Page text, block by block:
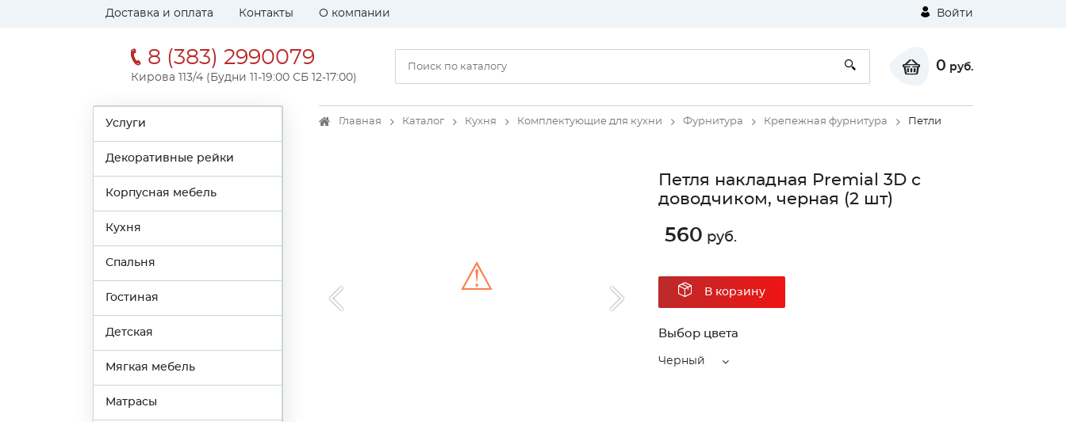
Доставка и оплата Контакты О компании Войти
8 (383) 2990079
Кирова 113/4 (Будни 11-19:00 СБ 12-17:00)
0 руб.
Услуги
Декоративные рейки
Корпусная мебель
Кухня
Спальня
Гостиная
Детская
Мягкая мебель
Матрасы
Главная Каталог Кухня Комплектующие для кухни Фурнитура Крепежная фурнитура Петли
⚠ ⚠
Петля накладная Premial 3D с
доводчиком, черная (2 шт)
560 руб.
В корзину
Выбор цвета
Черный